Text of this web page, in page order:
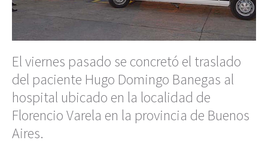
El viernes pasado se concretó el traslado
del paciente Hugo Domingo Banegas al
hospital ubicado en la localidad de
Florencio Varela en la provincia de Buenos
Aires.